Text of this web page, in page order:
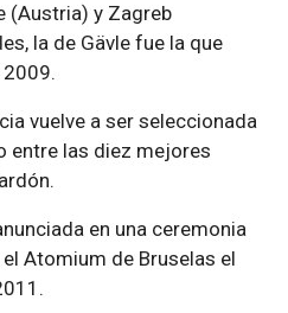
(Austria) y Zagreb
la de Gävle fue la que
2009.
vuelve a ser seleccionada
entre las diez mejores
en una ceremonia
Atomium de Bruselas el